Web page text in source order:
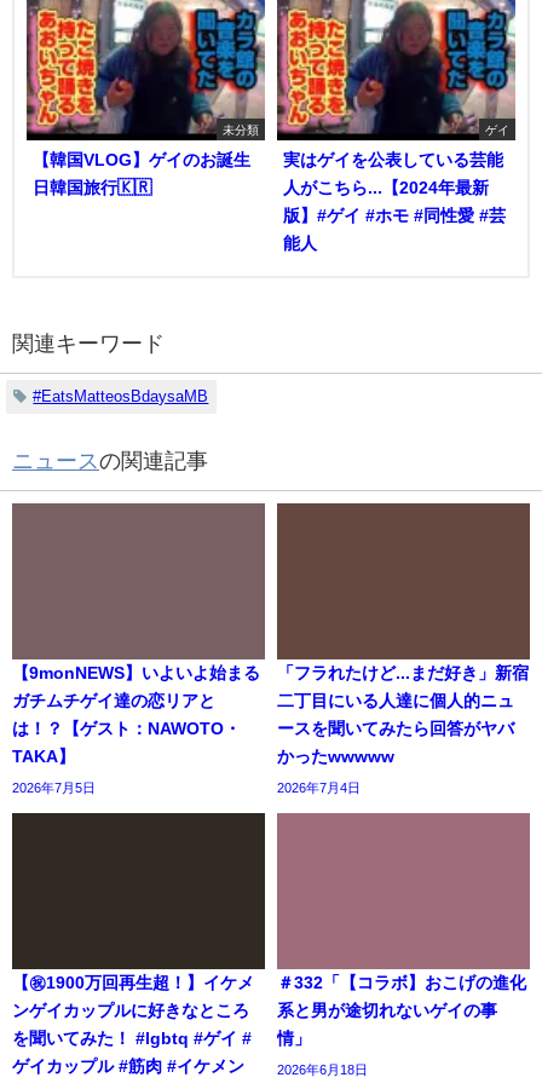
未分類
【韓国VLOG】ゲイのお誕生
日韓国旅行🇰🇷
ゲイ
実はゲイを公表している芸能
人がこちら...【2024年最新
版】#ゲイ #ホモ #同性愛 #芸
能人
関連キーワード
#EatsMatteosBdaysaMB
ニュースの関連記事
【9monNEWS】いよいよ始まる
ガチムチゲイ達の恋リアと
は！？【ゲスト：NAWOTO・
TAKA】
2026年7月5日
「フラれたけど...まだ好き」新宿
二丁目にいる人達に個人的ニュ
ースを聞いてみたら回答がヤバ
かったwwwww
2026年7月4日
【㊗️1900万回再生超！】イケメ
ンゲイカップルに好きなところ
を聞いてみた！ #lgbtq #ゲイ #
ゲイカップル #筋肉 #イケメン
＃332「【コラボ】おこげの進化
系と男が途切れないゲイの事
情」
2026年6月18日